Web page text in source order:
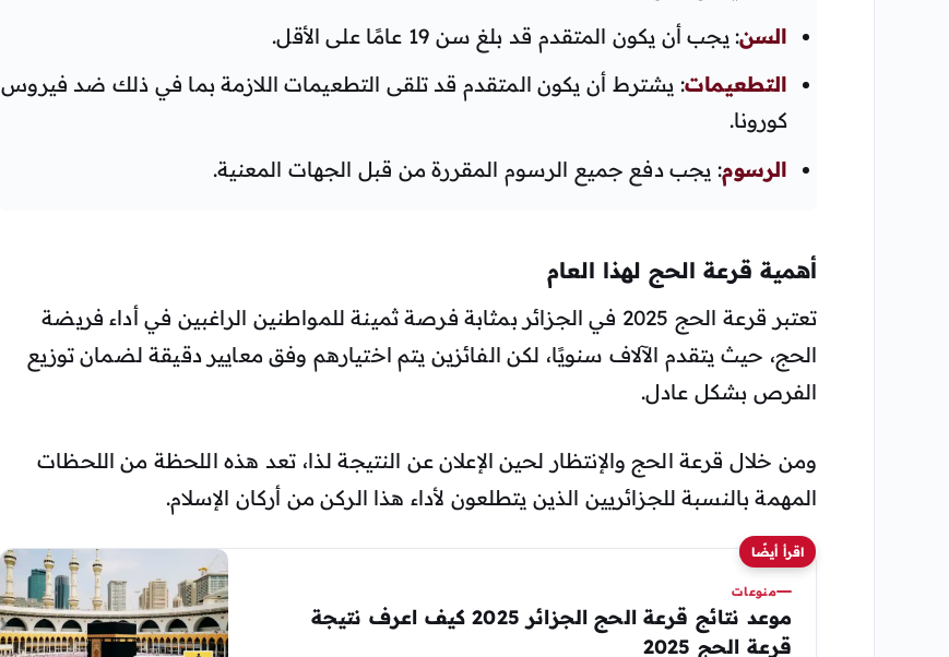
السن: يجب أن يكون المتقدم قد بلغ سن 19 عامًا على الأقل.
التطعيمات: يشترط أن يكون المتقدم قد تلقى التطعيمات اللازمة بما في ذلك ضد فيروس
كورونا.
الرسوم: يجب دفع جميع الرسوم المقررة من قبل الجهات المعنية.
أهمية قرعة الحج لهذا العام
تعتبر قرعة الحج 2025 في الجزائر بمثابة فرصة ثمينة للمواطنين الراغبين في أداء فريضة
الحج، حيث يتقدم الآلاف سنويًا، لكن الفائزين يتم اختيارهم وفق معايير دقيقة لضمان توزيع
الفرص بشكل عادل.
ومن خلال قرعة الحج والإنتظار لحين الإعلان عن النتيجة لذا، تعد هذه اللحظة من اللحظات
المهمة بالنسبة للجزائريين الذين يتطلعون لأداء هذا الركن من أركان الإسلام.
اقرأ أيضًا
منوعات
موعد نتائج قرعة الحج الجزائر 2025 كيف اعرف نتيجة
قرعة الحج 2025